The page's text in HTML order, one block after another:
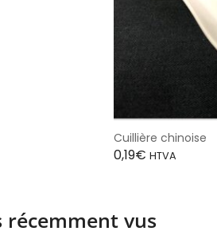
Cuillière chinoise
0,19€ HTVA
récemment vus